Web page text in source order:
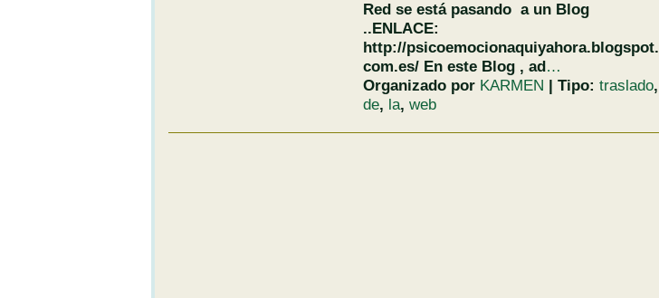
Red se está pasando a un Blog
..ENLACE:
http://psicoemocionaquiyahora.blogspot.
com.es/ En este Blog , ad …
Organizado por KARMEN | Tipo: traslado,
de, la, web